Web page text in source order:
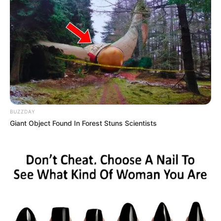
agentes de saúde de todo o Brasil.
BUZZDAY
Giant Object Found In Forest Stuns Scientists